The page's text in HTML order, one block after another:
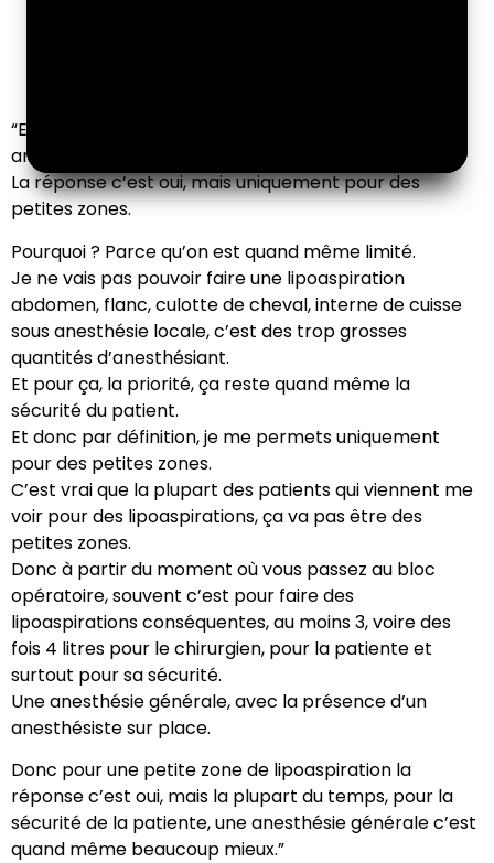
“Est-ce que je pratique des lipoaspirations sous
anesthésie locale ?
La réponse c’est oui, mais uniquement pour des
petites zones.
Pourquoi ? Parce qu’on est quand même limité.
Je ne vais pas pouvoir faire une lipoaspiration
abdomen, flanc, culotte de cheval, interne de cuisse
sous anesthésie locale, c’est des trop grosses
quantités d’anesthésiant.
Et pour ça, la priorité, ça reste quand même la
sécurité du patient.
Et donc par définition, je me permets uniquement
pour des petites zones.
C’est vrai que la plupart des patients qui viennent me
voir pour des lipoaspirations, ça va pas être des
petites zones.
Donc à partir du moment où vous passez au bloc
opératoire, souvent c’est pour faire des
lipoaspirations conséquentes, au moins 3, voire des
fois 4 litres pour le chirurgien, pour la patiente et
surtout pour sa sécurité.
Une anesthésie générale, avec la présence d’un
anesthésiste sur place.
Donc pour une petite zone de lipoaspiration la
réponse c’est oui, mais la plupart du temps, pour la
sécurité de la patiente, une anesthésie générale c’est
quand même beaucoup mieux.”